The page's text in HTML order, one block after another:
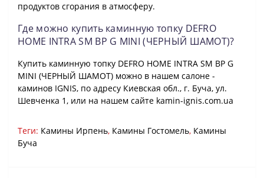
продуктов сгорания в атмосферу.
Где можно купить каминную топку DEFRO
HOME INTRA SM BP G MINI (ЧЕРНЫЙ ШАМОТ)?
Купить каминную топку DEFRO HOME INTRA SM BP G
MINI (ЧЕРНЫЙ ШАМОТ) можно в нашем салоне -
каминов IGNIS, по адресу Киевская обл., г. Буча, ул.
Шевченка 1, или на нашем сайте kamin-ignis.com.ua
Теги: Камины Ирпень, Камины Гостомель, Камины
Буча